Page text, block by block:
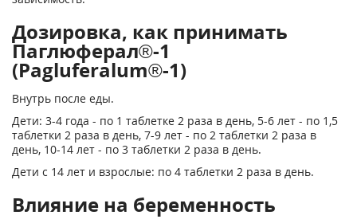
Дозировка, как принимать
Паглюферал®-1
(Pagluferalum®-1)
Внутрь после еды.
Дети: 3-4 года - по 1 таблетке 2 раза в день, 5-6 лет - по 1,5
таблетки 2 раза в день, 7-9 лет - по 2 таблетки 2 раза в
день, 10-14 лет - по 3 таблетки 2 раза в день.
Дети с 14 лет и взрослые: по 4 таблетки 2 раза в день.
Влияние на беременность